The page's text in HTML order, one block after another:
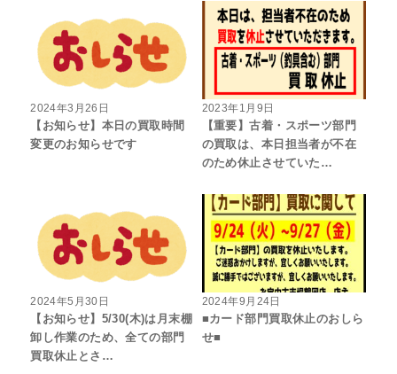
2024年3月26日
【お知らせ】本日の買取時間
変更のお知らせです
2023年1月9日
【重要】古着・スポーツ部門
の買取は、本日担当者が不在
のため休止させていた…
2024年5月30日
【お知らせ】5/30(木)は月末棚
卸し作業のため、全ての部門
買取休止とさ…
2024年9月24日
■カード部門買取休止のおしら
せ■